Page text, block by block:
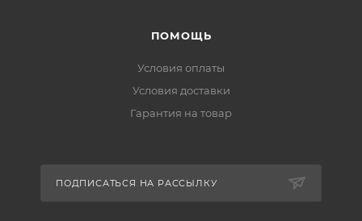
ПОМОЩЬ
Условия оплаты
Условия доставки
Гарантия на товар
ПОДПИСАТЬСЯ НА РАССЫЛКУ